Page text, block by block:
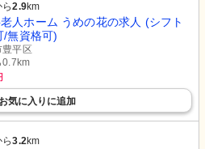
ら2.9km
人ホーム うめの花の求人 (シフト
/無資格可)
豊平区
0.7km
お気に入り に追加
ら3.2km